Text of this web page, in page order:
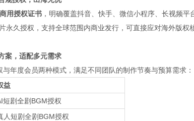
用授权证书 ，明确覆盖抖音、快手、微信小程序、长视频平
永久授权，支持全球范围内商业发行，可直接应对海外版权
案，适配多元需求
年度会员两种模式，满足不同团队的制作节奏与预算需求：
益
短剧全剧BGM授权
人短剧全剧BGM授权